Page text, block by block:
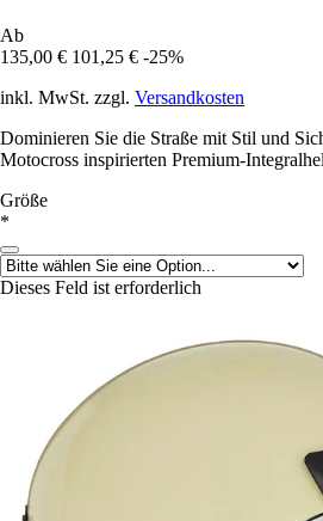
Ab
135,00 € 101,25 € -25%
inkl. MwSt. zzgl. Versandkosten
Dominieren Sie die Straße mit Stil und
Motocross inspirierten Premium-
Größe
*
Dieses Feld ist erforderlich